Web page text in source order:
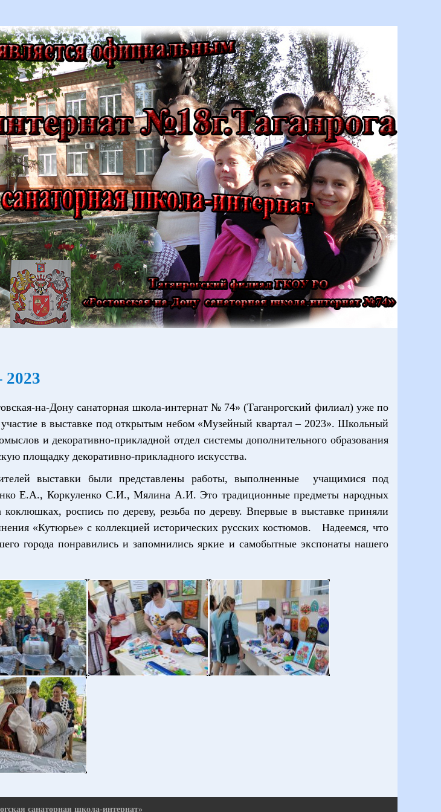
на-Дону санаторная школа-интернат № 74» (Таганрогский филиал) уже по
в выставке под открытым небом «Музейный квартал – 2023». Школьный
и декоративно-прикладной отдел системы дополнительного образования
площадку декоративно-прикладного искусства.
выставки были представлены работы, выполненные учащимися под
Е.А., Коркуленко С.И., Мялина А.И. Это традиционные предметы народных
роспись по дереву, резьба по дереву. Впервые в выставке приняли
«Кутюрье» с коллекцией исторических русских костюмов. Надеемся, что
города понравились и запомнились яркие и самобытные экспонаты нашего
санаторная школа-интернат»